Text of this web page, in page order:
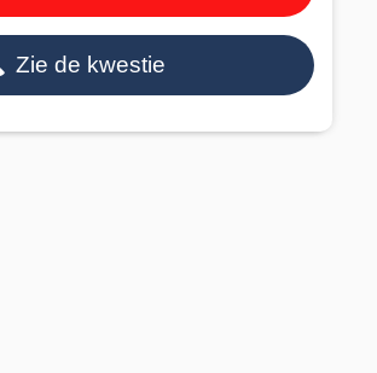
Zie de kwestie